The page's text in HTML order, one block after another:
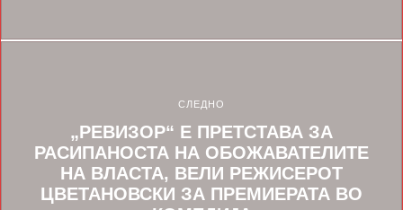
СЛЕДНО
„РЕВИЗОР“ Е ПРЕТСТАВА ЗА
РАСИПАНОСТА НА ОБОЖАВАТЕЛИТЕ
НА ВЛАСТА, ВЕЛИ РЕЖИСЕРОТ
ЦВЕТАНОВСКИ ЗА ПРЕМИЕРАТА ВО